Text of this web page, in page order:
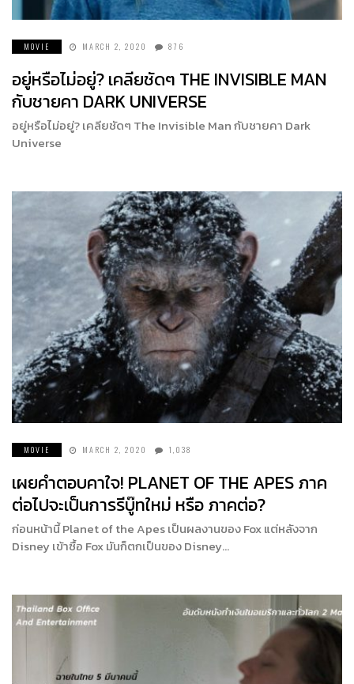
MOVIE MARCH 2, 2020 876
อยู่หรือไม่อยู่? เคลียชัดๆ THE INVISIBLE MAN
กับชายคา DARK UNIVERSE
อยู่หรือไม่อยู่? เคลียชัดๆ The Invisible Man กับชายคา Dark
Universe
MOVIE MARCH 2, 2020 1,038
เผยคำตอบคาใจ! PLANET OF THE APES ภาค
ต่อไปจะเป็นการรีบู๊ทใหม่ หรือ ภาคต่อ?
ก่อนหน้านี้ Planet of the Apes เป็นผลงานของ Fox แต่หลังจาก
Disney เข้าซื้อ Fox มันก็ตกเป็นของ Disney…